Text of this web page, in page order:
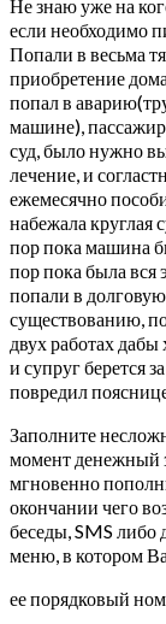
Не знаю уже на
если необходимо
Попали в весьма
приобретение
попал в
машине), пассажир
суд, было нужно
лечение, и
ежемесячно
набежала круглая
пор пока машина
пор пока была вся
попали в долговую
существованию,
двух работах дабы
и супруг берется
повредил
Заполните
момент денежный
мгновенно
окончании чего
беседы, SMS либо
меню, в котором
ее порядковый